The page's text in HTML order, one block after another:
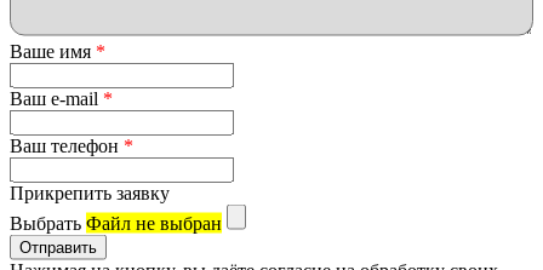
Ваше имя *
Ваш e-mail *
Ваш телефон *
Прикрепить заявку
Выбрать Файл не выбран